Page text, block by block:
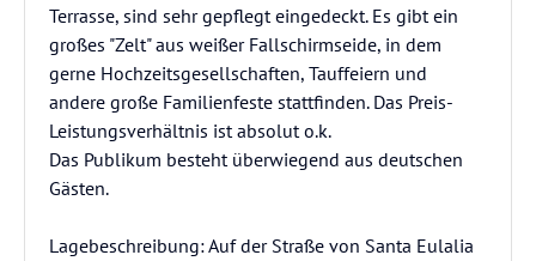
Terrasse, sind sehr gepflegt eingedeckt. Es gibt ein
großes "Zelt" aus weißer Fallschirmseide, in dem
gerne Hochzeitsgesellschaften, Tauffeiern und
andere große Familienfeste stattfinden. Das Preis-
Leistungsverhältnis ist absolut o.k.
Das Publikum besteht überwiegend aus deutschen
Gästen.
Lagebeschreibung: Auf der Straße von Santa Eulalia